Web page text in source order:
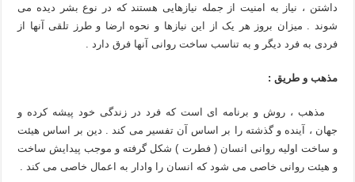
داشتن ، نیاز به امنیت از جمله نیازهایی هستند که در نوع بشر دیده می
شوند . میزان بروز هر یک از این نیازها و نحوه ارضا و طرز تلقی آنها از
فردی به فرد دیگر و به تناسب ساخت روانی آنها فرق دارد .
مذهب و طریق :
مذهب ، روش و برنامه ای است که فرد در زندگی خود پیشه کرده و
جهان ، آینده و گذشته را بر اساس آن تفسیر می کند . دین بر اساس هیئت
و ساخت اولیه روانی انسان ( فطرت ) شکل گرفته و موجب پیدایش ساخت
و هیئت روانی خاصی می شود که انسان را وادار به اعمال خاصی می کند .